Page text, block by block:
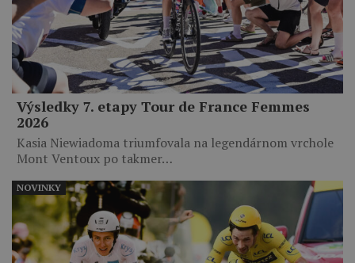
Výsledky 7. etapy Tour de France Femmes
2026
Kasia Niewiadoma triumfovala na legendárnom vrchole
Mont Ventoux po takmer…
NOVINKY